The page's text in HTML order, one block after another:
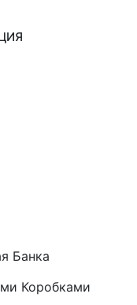
Банка
Коробками